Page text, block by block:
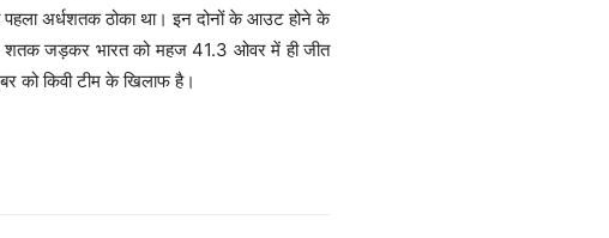
पहला अर्धशतक ठोका था। इन दोनों के आउट होने के
शतक जड़कर भारत को महज 41.3 ओवर में ही जीत
को किवी टीम के खिलाफ है।